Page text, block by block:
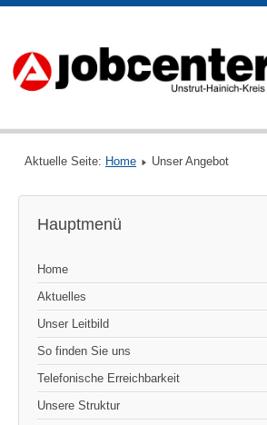
Aktuelle Seite: Home Unser Angebot
Hauptmenü
Home
Aktuelles
Unser Leitbild
So finden Sie uns
Telefonische Erreichbarkeit
Unsere Struktur